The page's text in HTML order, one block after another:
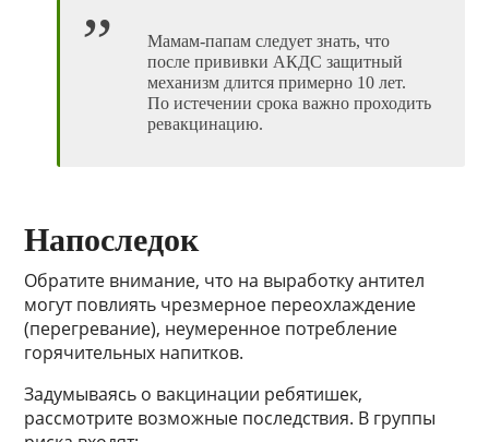
Мамам-папам следует знать, что
после прививки АКДС защитный
механизм длится примерно 10 лет.
По истечении срока важно проходить
ревакцинацию.
Напоследок
Обратите внимание, что на выработку антител
могут повлиять чрезмерное переохлаждение
(перегревание), неумеренное потребление
горячительных напитков.
Задумываясь о вакцинации ребятишек,
рассмотрите возможные последствия. В группы